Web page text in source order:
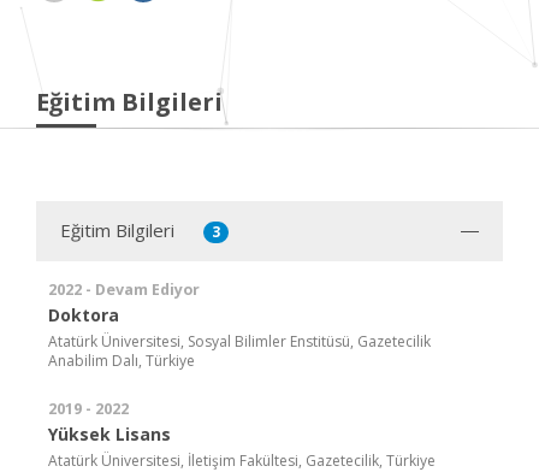
Eğitim Bilgileri
Eğitim Bilgileri 3
2022 - Devam Ediyor
Doktora
Atatürk Üniversitesi, Sosyal Bilimler Enstitüsü, Gazetecilik
Anabilim Dalı, Türkiye
2019 - 2022
Yüksek Lisans
Atatürk Üniversitesi, İletişim Fakültesi, Gazetecilik, Türkiye